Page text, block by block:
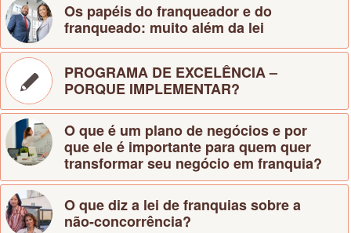
Os papéis do franqueador e do
franqueado: muito além da lei
PROGRAMA DE EXCELÊNCIA –
PORQUE IMPLEMENTAR?
O que é um plano de negócios e por
que ele é importante para quem quer
transformar seu negócio em franquia?
O que diz a lei de franquias sobre a
não-concorrência?